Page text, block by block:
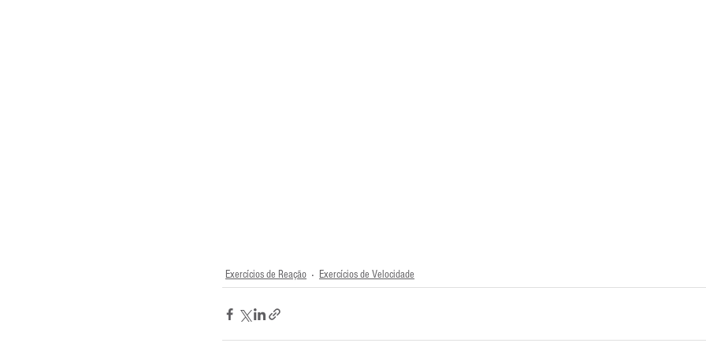
Exercícios de Reação Exercícios de Velocidade